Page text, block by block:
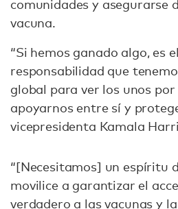
comunidades y asegurarse
vacuna.
“Si hemos ganado algo, es
responsabilidad que
global para ver los unos
apoyarnos entre sí y
vicepresidenta Kamala
“[Necesitamos] un espíritu
movilice a garantizar el
verdadero a las vacunas y